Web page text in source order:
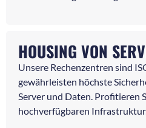
HOUSING VON
Unsere Rechenzentren sind
gewährleisten höchste
Server und Daten. Profitieren
hochverfügbaren Infrastruktur.